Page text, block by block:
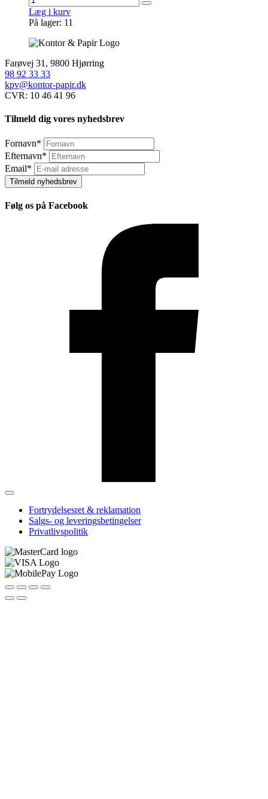
Læg i kurv
På lager: 11
Farøvej 31, 9800 Hjørring
98 92 33 33
kpv@kontor-papir.dk
CVR: 10 46 41 96
Tilmeld dig vores nyhedsbrev
Fornavn*
Efternavn*
Email*
Tilmeld nyhedsbrev
Følg os på Facebook
Fortrydelsesret & reklamation
Salgs- og leveringsbetingelser
Privatlivspolitik